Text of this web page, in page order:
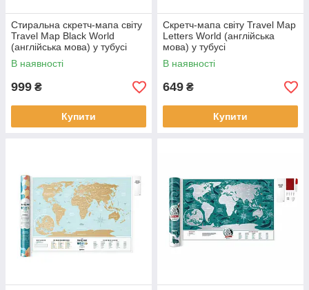
Стиральна скретч-мапа світу
Travel Map Black World
(англійська мова) у тубусі
В наявності
999 ₴
Купити
Скретч-мапа світу Travel Map
Letters World (англійська
мова) у тубусі
В наявності
649 ₴
Купити